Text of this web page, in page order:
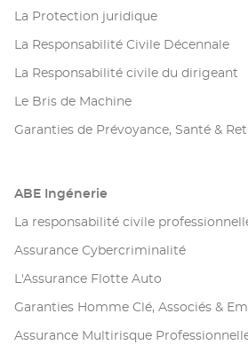
La Protection juridique
La Responsabilité Civile Décennale
La Responsabilité civile du dirigeant
Le Bris de Machine
Garanties de Prévoyance, Santé &
ABE Ingénerie
La responsabilité civile
Assurance Cybercriminalité
L'Assurance Flotte Auto
Garanties Homme Clé, Associés &
Assurance Multirisque